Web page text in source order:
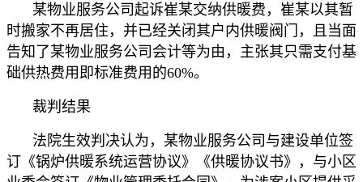
某物业服务公司起诉崔某交纳供暖费，崔某以其暂
时搬家不再居住，并已经关闭其户内供暖阀门，且当面
告知了某物业服务公司会计等为由，主张其只需支付基
础供热费用即标准费用的60%。
裁判结果
法院生效判决认为，某物业服务公司与建设单位签
订《锅炉供暖系统运营协议》《供暖协议书》，与小区